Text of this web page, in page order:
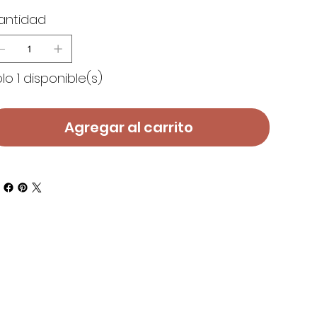
1 disponible(s)
Agregar al carrito